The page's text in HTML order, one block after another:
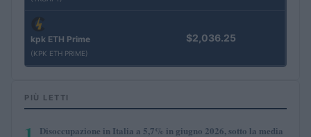
kpk ETH Prime
(KPK ETH PRIME)
$2,036.25
PIÙ LETTI
Disoccupazione in Italia a 5,7% in giugno 2026, sotto la media